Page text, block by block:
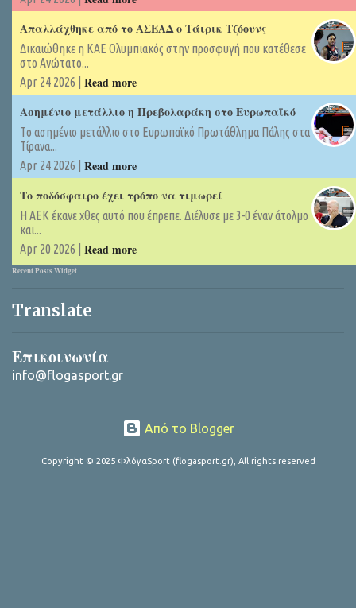
Απαλλάχθηκε από το ΑΣΕΑΔ ο Τάιρικ Τζόουνς
Δικαιώθηκε η ΚΑΕ Ολυμπιακός στην προσφυγή που κατέθεσε
στο Ανώτατο...
Apr 24 2026 | Read more
Ασημένιο μετάλλιο η Πρεβολαράκη στο Ευρωπαϊκό
Tο ασημένιο μετάλλιο στο Ευρωπαϊκό Πρωτάθλημα Πάλης στα
Τίρανα...
Apr 24 2026 | Read more
Το ποδόσφαιρο έχει τρόπο να τιμωρεί
Η ΑΕΚ έκανε χθες αυτό που έπρεπε. Διέλυσε με 3-0 έναν άτολμο
και...
Apr 20 2026 | Read more
Recent Posts Widget
Translate
Επικοινωνία
info@flogasport.gr
Από το Blogger
Copyright © 2025 ΦλόγαSport (flogasport.gr), All rights reserved